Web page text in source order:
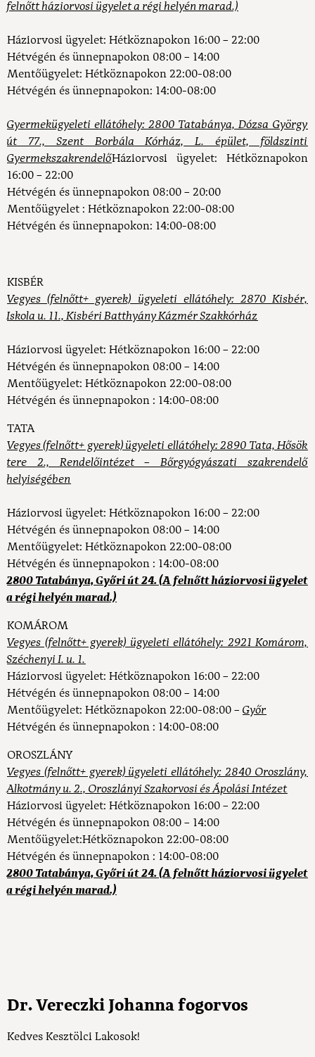
felnőtt háziorvosi ügyelet a régi helyén marad.)
Háziorvosi ügyelet: Hétköznapokon 16:00 – 22:00
Hétvégén és ünnepnapokon 08:00 – 14:00
Mentőügyelet: Hétköznapokon 22:00-08:00
Hétvégén és ünnepnapokon: 14:00-08:00
Gyermekügyeleti ellátóhely: 2800 Tatabánya, Dózsa György
út 77., Szent Borbála Kórház, L. épület, földszinti
GyermekszakrendelőHáziorvosi ügyelet: Hétköznapokon
16:00 – 22:00
Hétvégén és ünnepnapokon 08:00 – 20:00
Mentőügyelet : Hétköznapokon 22:00-08:00
Hétvégén és ünnepnapokon: 14:00-08:00
KISBÉR
Vegyes (felnőtt+ gyerek) ügyeleti ellátóhely: 2870 Kisbér,
Iskola u. 11., Kisbéri Batthyány Kázmér Szakkórház
Háziorvosi ügyelet: Hétköznapokon 16:00 – 22:00
Hétvégén és ünnepnapokon 08:00 – 14:00
Mentőügyelet: Hétköznapokon 22:00-08:00
Hétvégén és ünnepnapokon : 14:00-08:00
TATA
Vegyes (felnőtt+ gyerek) ügyeleti ellátóhely: 2890 Tata, Hősök
tere 2., Rendelőintézet – Bőrgyógyászati szakrendelő
helyiségében
Háziorvosi ügyelet: Hétköznapokon 16:00 – 22:00
Hétvégén és ünnepnapokon 08:00 – 14:00
Mentőügyelet: Hétköznapokon 22:00-08:00
Hétvégén és ünnepnapokon : 14:00-08:00
2800 Tatabánya, Győri út 24. (A felnőtt háziorvosi ügyelet
a régi helyén marad.)
KOMÁROM
Vegyes (felnőtt+ gyerek) ügyeleti ellátóhely: 2921 Komárom,
Széchenyi I. u. 1.
Háziorvosi ügyelet: Hétköznapokon 16:00 – 22:00
Hétvégén és ünnepnapokon 08:00 – 14:00
Mentőügyelet: Hétköznapokon 22:00-08:00 – Győr
Hétvégén és ünnepnapokon : 14:00-08:00
OROSZLÁNY
Vegyes (felnőtt+ gyerek) ügyeleti ellátóhely: 2840 Oroszlány,
Alkotmány u. 2., Oroszlányi Szakorvosi és Ápolási Intézet
Háziorvosi ügyelet: Hétköznapokon 16:00 – 22:00
Hétvégén és ünnepnapokon 08:00 – 14:00
Mentőügyelet:Hétköznapokon 22:00-08:00
Hétvégén és ünnepnapokon : 14:00-08:00
2800 Tatabánya, Győri út 24. (A felnőtt háziorvosi ügyelet
a régi helyén marad.)
Dr. Vereczki Johanna fogorvos
Kedves Kesztölci Lakosok!